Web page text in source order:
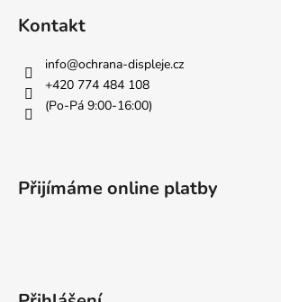
u
Kontakt
info@ochrana-displeje.cz
+420 774 484 108
(Po-Pá 9:00-16:00)
Přijímáme online platby